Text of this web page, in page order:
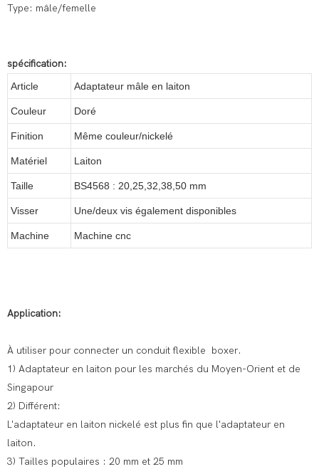
Type: mâle/femelle
spécification:
Article Adaptateur mâle en laiton
Couleur Doré
Finition Même couleur/nickelé
Matériel Laiton
Taille BS4568 : 20,25,32,38,50 mm
Visser Une/deux vis également disponibles
Machine Machine cnc
Application:
À utiliser pour connecter un conduit flexible boxer.
1) Adaptateur en laiton pour les marchés du Moyen-Orient et de
Singapour
2) Différent:
L'adaptateur en laiton nickelé est plus fin que l'adaptateur en
laiton.
3) Tailles populaires : 20 mm et 25 mm